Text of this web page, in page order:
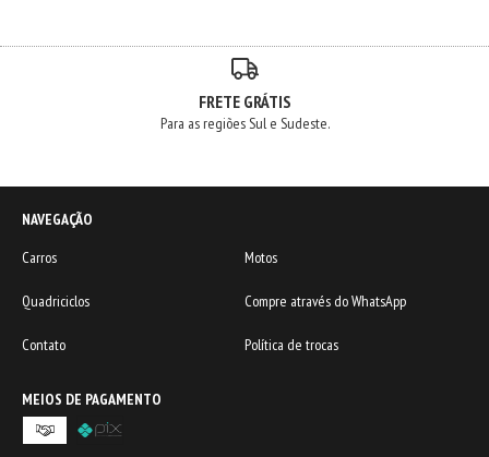
FRETE GRÁTIS
Para as regiões Sul e Sudeste.
NAVEGAÇÃO
Carros
Motos
Quadriciclos Compre através do WhatsApp
Contato Política de trocas
MEIOS DE PAGAMENTO